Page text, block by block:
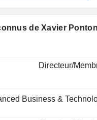
de Xavier
Directeur/
Business &